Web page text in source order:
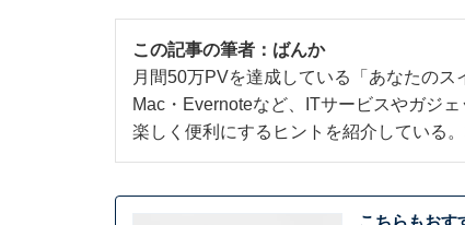
この記事の筆者： ばんか
月間50万PVを達成している「あなたの
Mac・Evernoteなど、ITサービスやガジ
楽しく便利にするヒントを紹介している
こちらもおす